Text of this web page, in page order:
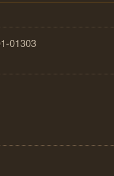
01303